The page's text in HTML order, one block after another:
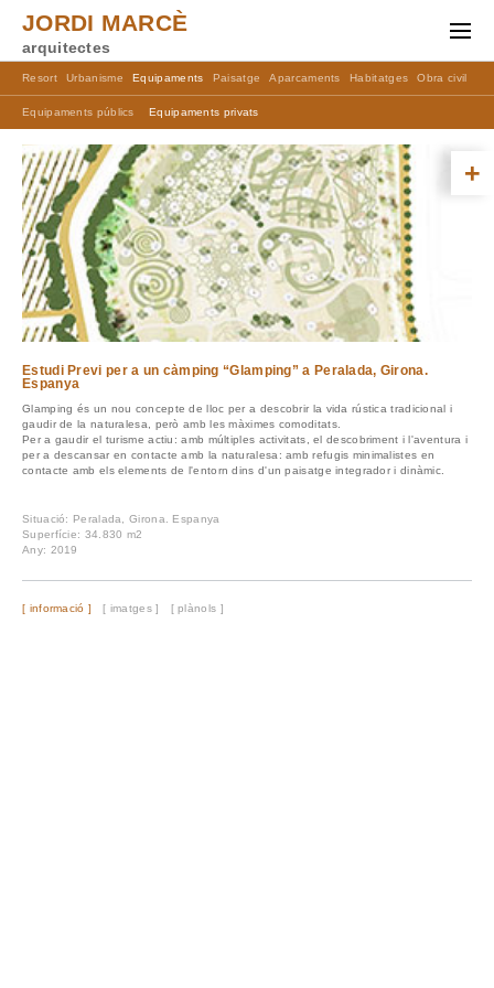
arquitectes
Equipaments públics Equipaments privats
Resort Urbanisme Equipaments Paisatge Aparcaments Habitatges Obra civil
JORDI MARCÈ
+
Estudi Previ per a un càmping “Glamping” a Peralada, Girona.
Espanya
Glamping és un nou concepte de lloc per a descobrir la vida rústica tradicional i
gaudir de la naturalesa, però amb les màximes comoditats.
Per a gaudir el turisme actiu: amb múltiples activitats, el descobriment i l'aventura i
per a descansar en contacte amb la naturalesa: amb refugis minimalistes en
contacte amb els elements de l'entorn dins d'un paisatge integrador i dinàmic.
Situació: Peralada, Girona. Espanya
Superfície: 34.830 m2
Any: 2019
[ informació ] [ imatges ] [ plànols ]